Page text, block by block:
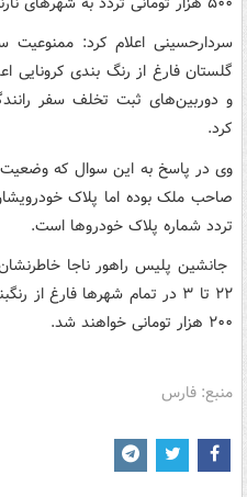
سردارحسینی اعلام کرد: ممنوعیت
گلستان فارغ از رنگ بندی کرونایی
و دوربین‌های ثبت تخلف سفر
کرد.
وی در پاسخ به این سوال که وضعیت
صاحب ملک بوده اما پلاک
تردد شماره پلاک خودروها است.
جانشین پلیس راهور ناجا
۲۲ تا ۳ در تمام شهرها فارغ
۲۰۰ هزار تومانی خواهند شد.
منبع: فارس